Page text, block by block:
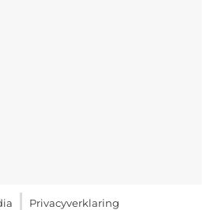
Privacyverklaring